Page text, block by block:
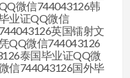
微信744043126韩
业证QQ微信
英国镭射文
QQ微信744043126
泰国毕业证QQ微
信744043126国外毕